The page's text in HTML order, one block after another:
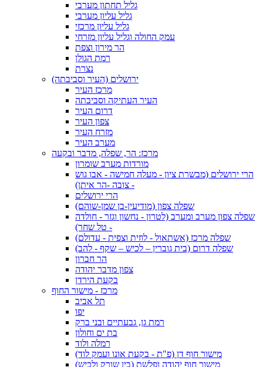
גליל תחתון מערבי
גליל עליון מערבי
גליל עליון מרכזי
עמק החולה וגליל עליון מזרחי
הר מירון וצפת
רמת הגולן
נצרת
ירושלים (העיר וסביבתה)
מרכז העיר
העיר העתיקה וסביבתה
דרום העיר
צפון העיר
מזרח העיר
מערב העיר
מרכז: הר, שפלה, מדבר ובקעה
מורדות מערב שומרון
הרי ירושלים (מבשרת ציון - מעלה חמישה - אבו גוש
- צובה -הר איתן)
הרי ירושלים
שפלה צפון (מודיעין-בן שמן-שוהם)
שפלה צפון מערב ומערב (לטרון - נחשון וגזר - חולדה
- טל שחר)
שפלה מרכז (אשתאול - לוזית וצפית - עדולם)
שפלה דרום (בית גוברין – לכיש – שקף - להב)
הר חברון
צפון מדבר יהודה
בקעת הירדן
מרכז - מישור החוף
תל אביב
יפו
רמת גן, גבעתיים ובני ברק
בת ים וחולון
רמלה ולוד
מישור חוף דן (פ"ת - בקעת אונו ועמק לוד)
מישור חוף יהודה ופלשת (בין שורק ולכיש)